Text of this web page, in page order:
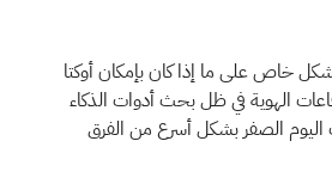
خاص على ما إذا كان بإمكان أوكتا
الهوية في ظل بحث أدوات الذكاء
الصفر بشكل أسرع من الفرق